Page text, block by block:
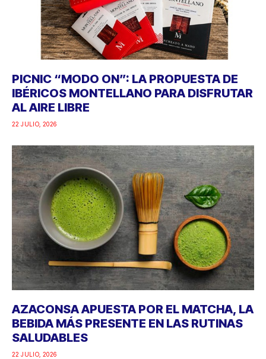
PICNIC “MODO ON”: LA PROPUESTA DE
IBÉRICOS MONTELLANO PARA DISFRUTAR
AL AIRE LIBRE
22 JULIO, 2026
AZACONSA APUESTA POR EL MATCHA, LA
BEBIDA MÁS PRESENTE EN LAS RUTINAS
SALUDABLES
22 JULIO, 2026